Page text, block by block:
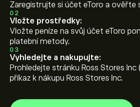
Zaregistrujte si účet eToro a ověřte
02
Vložte prostředky:
Vložte peníze na svůj účet eToro
platební metody.
03
Vyhledejte a nakupujte:
Prohledejte stránku Ross Stores Inc
příkaz k nákupu Ross Stores Inc.